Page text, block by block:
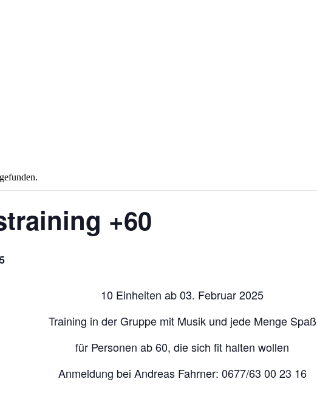
+60
10 Einheiten ab 03. Februar 2025
Training in der Gruppe mit Musik und jede Menge Spaß
für Personen ab 60, die sich fit halten wollen
Anmeldung bei Andreas Fahrner: 0677/63 00 23 16